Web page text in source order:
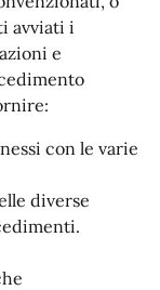
avviati i
e
con le varie
diverse